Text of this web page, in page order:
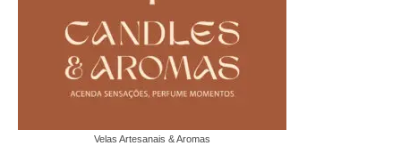
Velas Artesanais & Aromas